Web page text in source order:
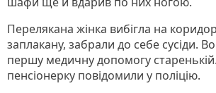
Перелякана жінка вибігла на коридор,
заплакану, забрали до себе сусіди.
першу медичну допомогу
пенсіонерку повідомили у поліцію.